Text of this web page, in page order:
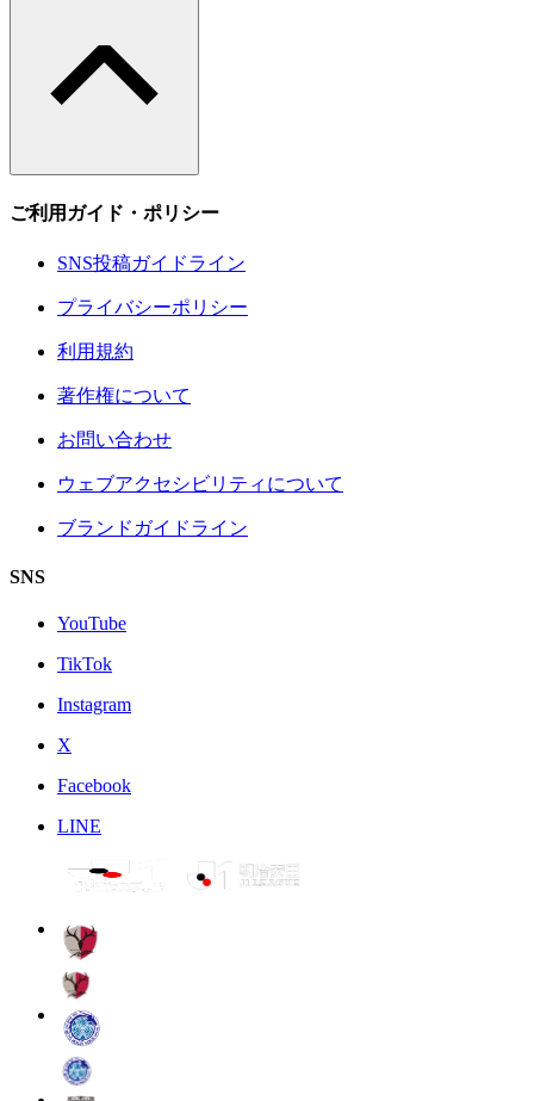
ご利用ガイド・ポリシー
SNS投稿ガイドライン
プライバシーポリシー
利用規約
著作権について
お問い合わせ
ウェブアクセシビリティについて
ブランドガイドライン
SNS
YouTube
TikTok
Instagram
X
Facebook
LINE